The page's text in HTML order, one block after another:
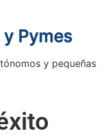
Pymes
y pequeñas